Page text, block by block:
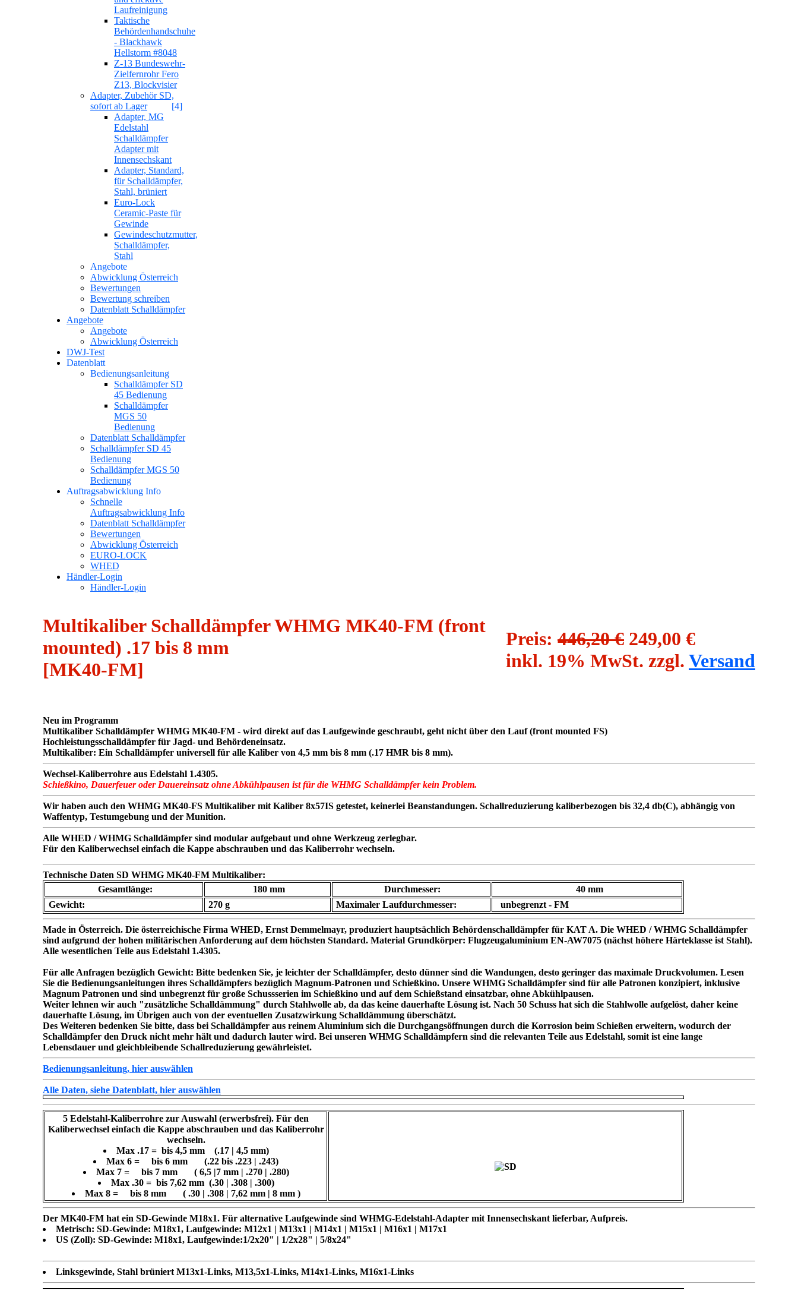
Laufreinigung
Taktische
Behördenhandschuhe
- Blackhawk
Hellstorm #8048
Z-13 Bundeswehr-
Zielfernrohr Fero
Z13, Blockvisier
Adapter, Zubehör SD,
sofort ab Lager
[4]
Adapter, MG
Edelstahl
Schalldämpfer
Adapter mit
Innensechskant
Adapter, Standard,
für Schalldämpfer,
Stahl, brüniert
Euro-Lock
Ceramic-Paste für
Gewinde
Gewindeschutzmutter,
Schalldämpfer,
Stahl
Angebote
Abwicklung Österreich
Bewertungen
Bewertung schreiben
Datenblatt Schalldämpfer
Angebote
Angebote
Abwicklung Österreich
DWJ-Test
Datenblatt
Bedienungsanleitung
Schalldämpfer SD
45 Bedienung
Schalldämpfer
MGS 50
Bedienung
Datenblatt Schalldämpfer
Schalldämpfer SD 45
Bedienung
Schalldämpfer MGS 50
Bedienung
Auftragsabwicklung Info
Schnelle
Auftragsabwicklung Info
Datenblatt Schalldämpfer
Bewertungen
Abwicklung Österreich
EURO-LOCK
WHED
Händler-Login
Händler-Login
Preis: 446,20 € 249,00 €
inkl. 19% MwSt. zzgl. Versand
Multikaliber Schalldämpfer WHMG MK40-FM (front
mounted) .17 bis 8 mm
[MK40-FM]
Neu im Programm
Multikaliber Schalldämpfer WHMG MK40-FM - wird direkt auf das Laufgewinde geschraubt, geht nicht über den Lauf (front mounted FS)
Hochleistungsschalldämpfer für Jagd- und Behördeneinsatz.
Multikaliber: Ein Schalldämpfer universell für alle Kaliber von 4,5 mm bis 8 mm (.17 HMR bis 8 mm).
Wechsel-Kaliberrohre aus Edelstahl 1.4305.
Schießkino, Dauerfeuer oder Dauereinsatz ohne Abkühlpausen ist für die WHMG Schalldämpfer kein Problem.
Wir haben auch den WHMG MK40-FS Multikaliber mit Kaliber 8x57IS getestet, keinerlei Beanstandungen. Schallreduzierung kaliberbezogen bis 32,4 db(C), abhängig von
Waffentyp, Testumgebung und der Munition.
Alle WHED / WHMG Schalldämpfer sind modular aufgebaut und ohne Werkzeug zerlegbar.
Für den Kaliberwechsel einfach die Kappe abschrauben und das Kaliberrohr wechseln.
Technische Daten SD WHMG MK40-FM Multikaliber:
Gesamtlänge:
180 mm Durchmesser:
40 mm
Gewicht:
270 g Maximaler Laufdurchmesser: unbegrenzt - FM
Made in Österreich. Die österreichische Firma WHED, Ernst Demmelmayr, produziert hauptsächlich Behördenschalldämpfer für KAT A. Die WHED / WHMG Schalldämpfer
sind aufgrund der hohen militärischen Anforderung auf dem höchsten Standard. Material Grundkörper: Flugzeugaluminium EN-AW7075 (nächst höhere Härteklasse ist Stahl).
Alle wesentlichen Teile aus Edelstahl 1.4305.
Für alle Anfragen bezüglich Gewicht: Bitte bedenken Sie, je leichter der Schalldämpfer, desto dünner sind die Wandungen, desto geringer das maximale Druckvolumen. Lesen
Sie die Bedienungsanleitungen ihres Schalldämpfers bezüglich Magnum-Patronen und Schießkino. Unsere WHMG Schalldämpfer sind für alle Patronen konzipiert, inklusive
Magnum Patronen und sind unbegrenzt für große Schussserien im Schießkino und auf dem Schießstand einsatzbar, ohne Abkühlpausen.
Weiter lehnen wir auch "zusätzliche Schalldämmung" durch Stahlwolle ab, da das keine dauerhafte Lösung ist. Nach 50 Schuss hat sich die Stahlwolle aufgelöst, daher keine
dauerhafte Lösung, im Übrigen auch von der eventuellen Zusatzwirkung Schalldämmung überschätzt.
Des Weiteren bedenken Sie bitte, dass bei Schalldämpfer aus reinem Aluminium sich die Durchgangsöffnungen durch die Korrosion beim Schießen erweitern, wodurch der
Schalldämpfer den Druck nicht mehr hält und dadurch lauter wird. Bei unseren WHMG Schalldämpfern sind die relevanten Teile aus Edelstahl, somit ist eine lange
Lebensdauer und gleichbleibende Schallreduzierung gewährleistet.
Bedienungsanleitung, hier auswählen
Alle Daten, siehe Datenblatt, hier auswählen
5 Edelstahl-Kaliberrohre zur Auswahl (erwerbsfrei). Für den
Kaliberwechsel einfach die Kappe abschrauben und das Kaliberrohr
wechseln.
Max .17 = bis 4,5 mm (.17 | 4,5 mm)
Max 6 = bis 6 mm (.22 bis .223 | .243)
Max 7 = bis 7 mm ( 6,5 |7 mm | .270 | .280)
Max .30 = bis 7,62 mm (.30 | .308 | .300)
Max 8 = bis 8 mm ( .30 | .308 | 7,62 mm | 8 mm )
Der MK40-FM hat ein SD-Gewinde M18x1. Für alternative Laufgewinde sind WHMG-Edelstahl-Adapter mit Innensechskant lieferbar, Aufpreis.
Metrisch: SD-Gewinde: M18x1, Laufgewinde: M12x1 | M13x1 | M14x1 | M15x1 | M16x1 | M17x1
US (Zoll): SD-Gewinde: M18x1, Laufgewinde:1/2x20" | 1/2x28" | 5/8x24"
Linksgewinde, Stahl brüniert M13x1-Links, M13,5x1-Links, M14x1-Links, M16x1-Links